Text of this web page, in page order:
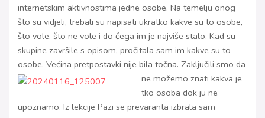
internetskim aktivnostima jedne osobe. Na temelju onog
što su vidjeli, trebali su napisati ukratko kakve su to osobe,
što vole, što ne vole i do čega im je najviše stalo. Kad su
skupine završile s opisom, pročitala sam im kakve su to
osobe. Većina pretpostavki nije bila točna. Zaključili smo da
ne možemo znati kakva je
tko osoba dok ju ne
upoznamo. Iz lekcije Pazi se prevaranta izbrala sam